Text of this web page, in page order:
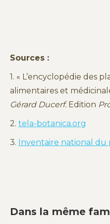
Sources :
1. « L’encyclopédie des
alimentaires et
Gérard Ducerf. Edition
2. tela-botanica.org
3. Inventaire national
Dans la même